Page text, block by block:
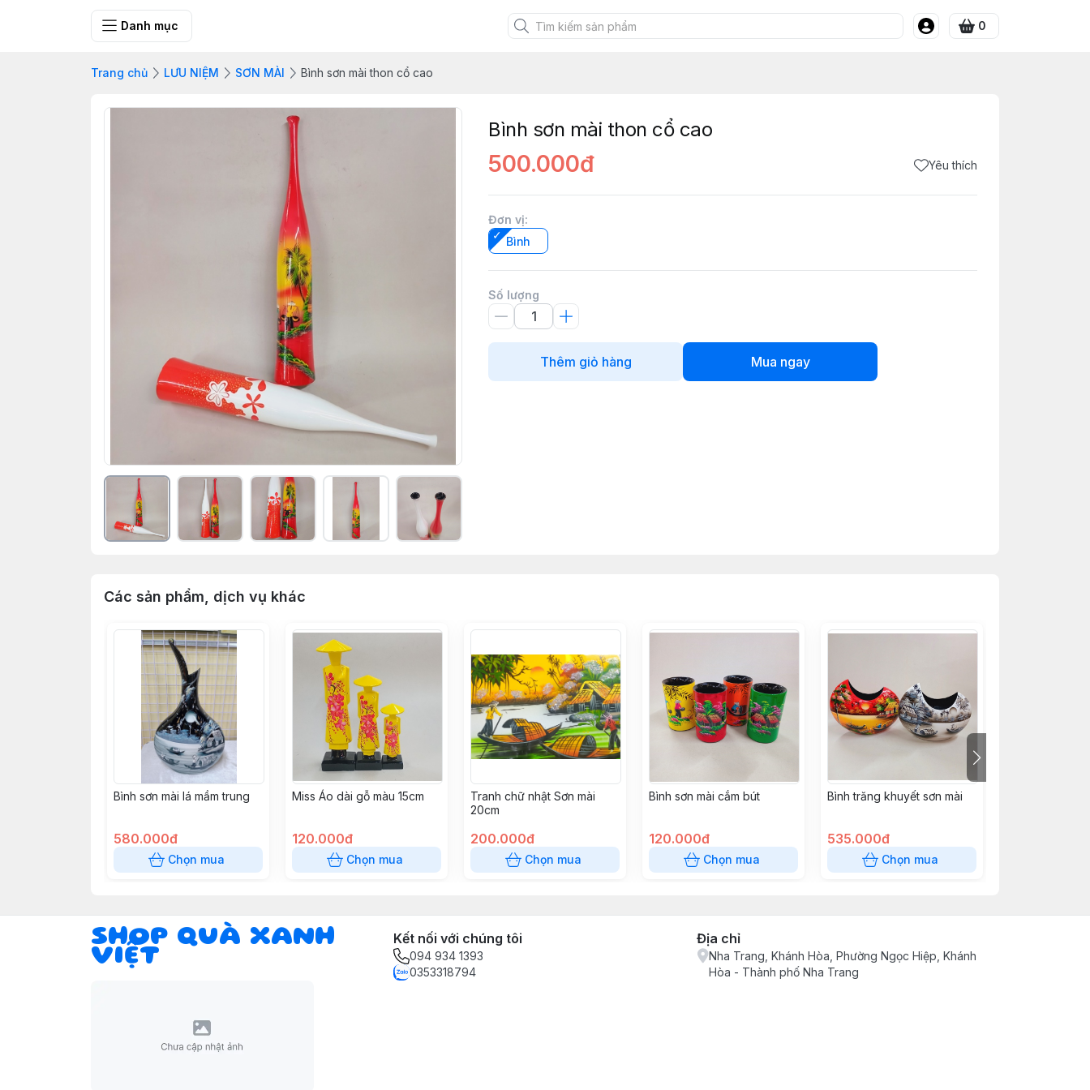
Danh mục 0
Trang chủ LƯU NIỆM SƠN MÀI Bình sơn mài thon cổ cao
Bình sơn mài thon cổ cao
500.000đ Yêu thích
Đơn vị:
Bình
Số lượng
Thêm giỏ hàng Mua ngay
Các sản phẩm, dịch vụ khác
Bình sơn mài lá mầm trung
580.000đ
Chọn mua
Miss Áo dài gỗ màu 15cm
120.000đ
Chọn mua
Tranh chữ nhật Sơn mài
20cm
200.000đ
Chọn mua
Bình sơn mài cắm bút
120.000đ
Chọn mua
Bình trăng khuyết sơn mài
535.000đ
Chọn mua
SHOP QUÀ XANH
VIỆT
Kết nối với chúng tôi
094 934 1393
0353318794
Địa chỉ
Nha Trang, Khánh Hòa, Phường Ngọc Hiệp, Khánh
Hòa - Thành phố Nha Trang